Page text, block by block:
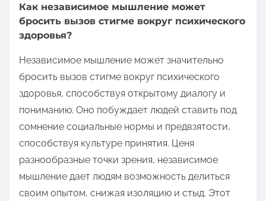
Как независимое мышление может
бросить вызов стигме вокруг психического
здоровья?
Независимое мышление может значительно
бросить вызов стигме вокруг психического
здоровья, способствуя открытому диалогу и
пониманию. Оно побуждает людей ставить под
сомнение социальные нормы и предвзятости,
способствуя культуре принятия. Ценя
разнообразные точки зрения, независимое
мышление дает людям возможность делиться
своим опытом, снижая изоляцию и стыд. Этот